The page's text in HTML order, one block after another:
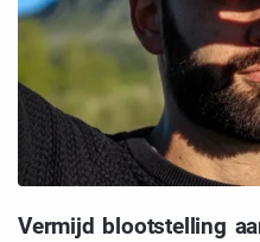
Vermijd blootstelling